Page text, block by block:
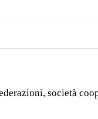
società